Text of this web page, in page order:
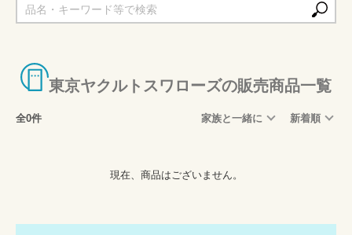
東京ヤクルトスワローズの販売商品一覧
全0件 家族と一緒に 新着順
現在、商品はございません。